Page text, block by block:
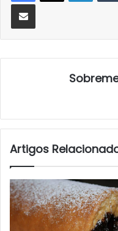
Partilhar Via Email
Artigos